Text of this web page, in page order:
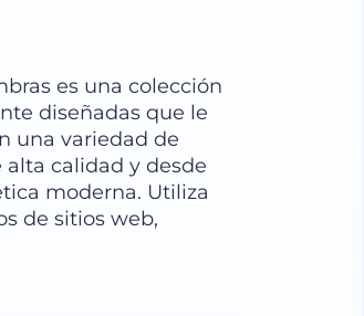
es una colección
diseñadas que le
una variedad de
calidad y desde
moderna. Utiliza
de sitios web,